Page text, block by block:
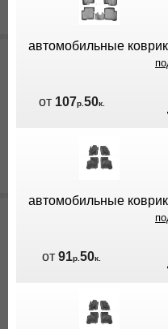
автомобильные
от 107р. 50к.
автомобильные
от91р.50к.